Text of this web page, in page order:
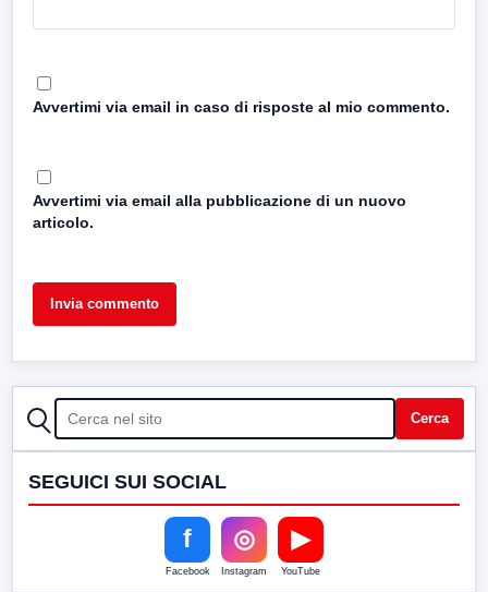
Avvertimi via email in caso di risposte al mio commento.
Avvertimi via email alla pubblicazione di un nuovo
articolo.
CERCA Cerca
SEGUICI SUI SOCIAL
f
Facebook
◎
Instagram
▶
YouTube